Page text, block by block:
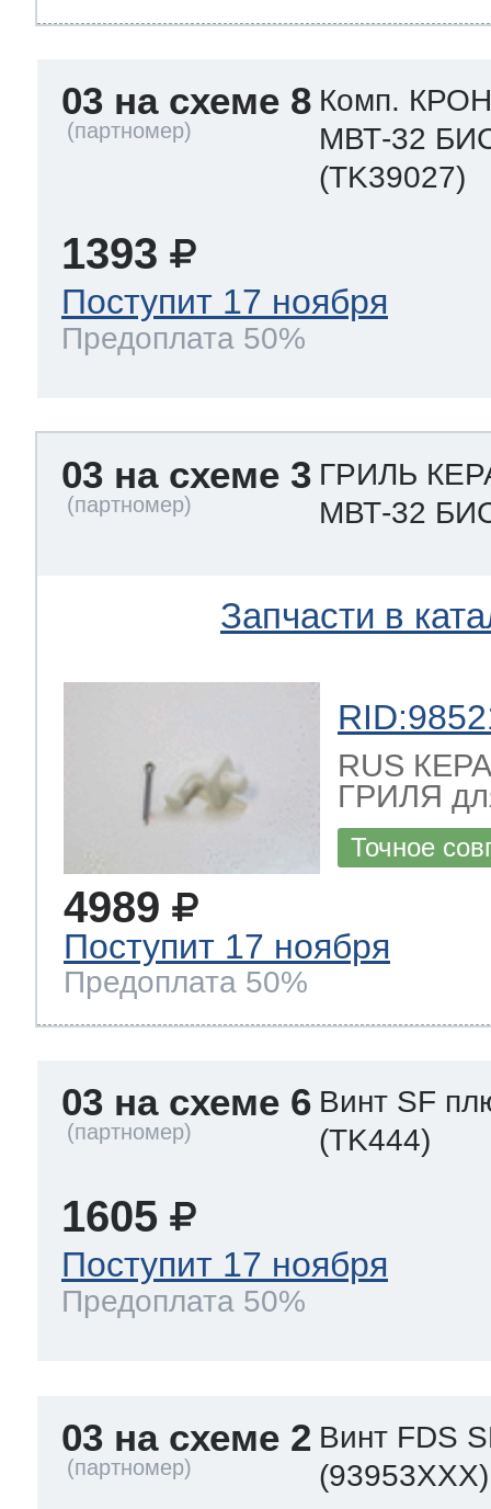
03 на схеме 8 Комп.
МВТ-32
(TK39027)
1393
Поступит 17 ноября
Предоплата 50%
03 на схеме 3 ГРИЛЬ
МВТ-32
Запчасти в
RUS
ГРИЛЯ
Точное
4989
Поступит 17 ноября
Предоплата 50%
03 на схеме 6 Винт SF
(TK444)
1605
Поступит 17 ноября
Предоплата 50%
03 на схеме 2 Винт FDS
(93953XXX)